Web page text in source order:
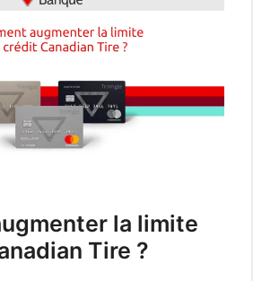
la limite
Tire ?